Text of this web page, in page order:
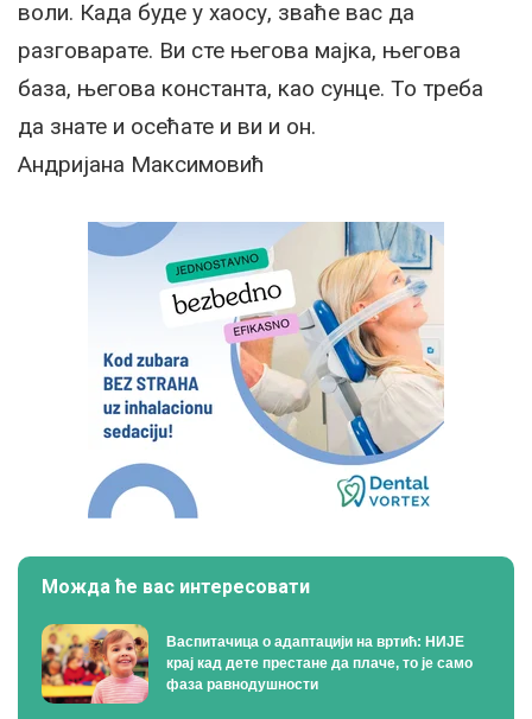
воли. Када буде у хаосу, зваће вас да
разговарате. Ви сте његова мајка, његова
база, његова константа, као сунце. То треба
да знате и осећате и ви и он.
Андријана Максимовић
Можда ће вас интересовати
Васпитачица о адаптацији на вртић: НИЈЕ
крај кад дете престане да плаче, то је само
фаза равнодушности